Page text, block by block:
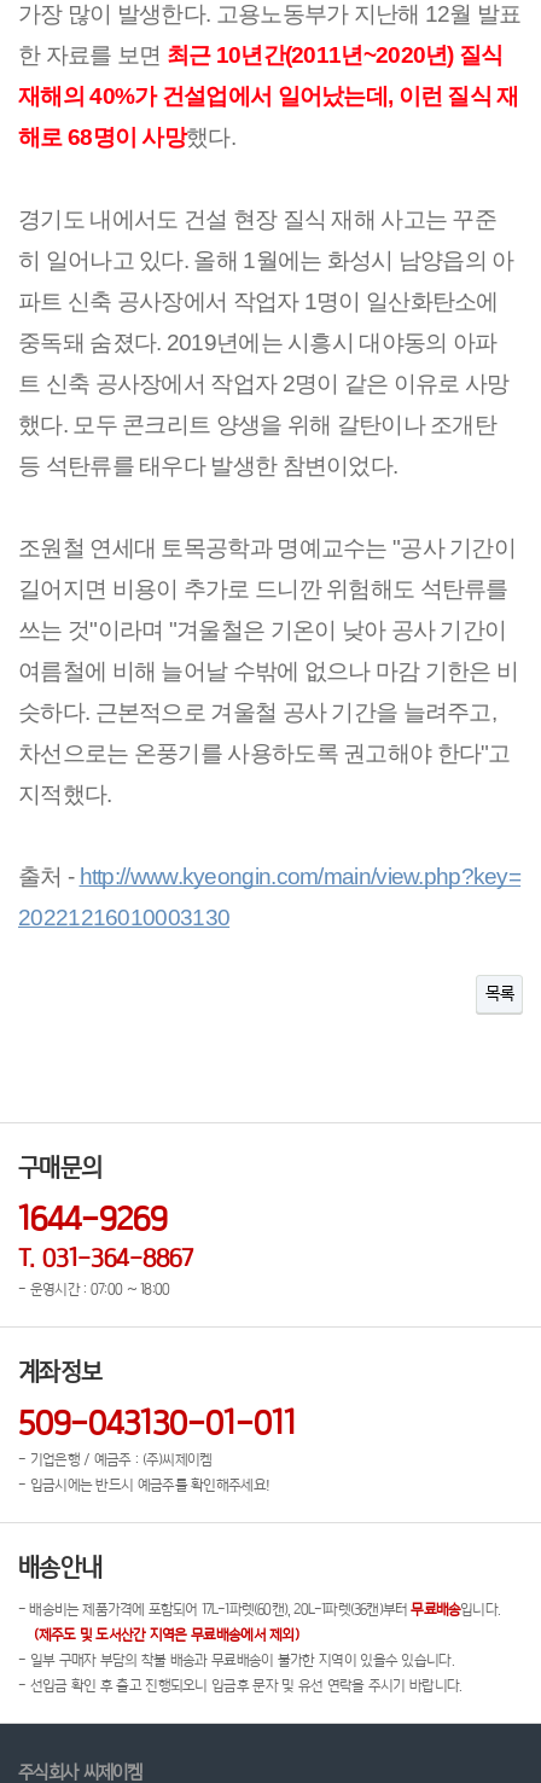
가장 많이 발생한다. 고용노동부가 지난해 12월 발표
한 자료를 보면 최근 10년간(2011년~2020년) 질식
재해의 40%가 건설업에서 일어났는데, 이런 질식 재
해로 68명이 사망했다.
경기도 내에서도 건설 현장 질식 재해 사고는 꾸준
히 일어나고 있다. 올해 1월에는 화성시 남양읍의 아
파트 신축 공사장에서 작업자 1명이 일산화탄소에
중독돼 숨졌다. 2019년에는 시흥시 대야동의 아파
트 신축 공사장에서 작업자 2명이 같은 이유로 사망
했다. 모두 콘크리트 양생을 위해 갈탄이나 조개탄
등 석탄류를 태우다 발생한 참변이었다.
조원철 연세대 토목공학과 명예교수는 "공사 기간이
길어지면 비용이 추가로 드니깐 위험해도 석탄류를
쓰는 것"이라며 "겨울철은 기온이 낮아 공사 기간이
여름철에 비해 늘어날 수밖에 없으나 마감 기한은 비
슷하다. 근본적으로 겨울철 공사 기간을 늘려주고,
차선으로는 온풍기를 사용하도록 권고해야 한다"고
지적했다.
출처 - http://www.kyeongin.com/main/view.php?key=
20221216010003130
목록
구매문의
1644-9269
T. 031-364-8867
- 운영시간 : 07:00 ~ 18:00
계좌정보
509-043130-01-011
- 기업은행 / 예금주 : (주)씨제이켐
- 입금시에는 반드시 예금주를 확인해주세요!
배송안내
- 배송비는 제품가격에 포함되어 17L-1파렛(60캔), 20L-1파렛(36캔)부터무료배송입니다.
(제주도 및 도서산간 지역은 무료배송에서 제외)
- 일부 구매자 부담의 착불 배송과 무료배송이 불가한 지역이 있을수 있습니다.
- 선입금 확인 후 출고 진행되오니 입금후 문자 및 유선 연락을 주시기 바랍니다.
주식회사 씨제이켐